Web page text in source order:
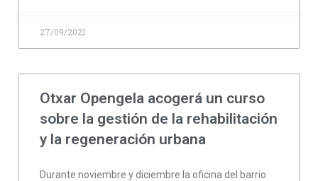
27/09/2021
Otxar Opengela acogerá un curso
sobre la gestión de la rehabilitación
y la regeneración urbana
Durante noviembre y diciembre la oficina del barrio